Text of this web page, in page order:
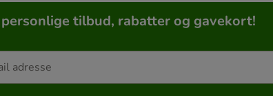
tilbud, rabatter og gavekort!